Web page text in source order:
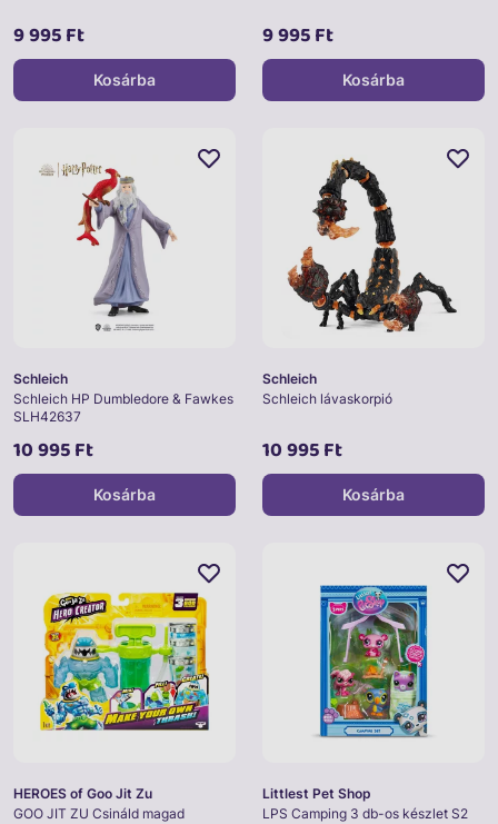
9 995 Ft
Kosárba
9 995 Ft
Kosárba
Schleich
Schleich HP Dumbledore & Fawkes
SLH42637
10 995 Ft
Kosárba
Schleich
Schleich lávaskorpió
10 995 Ft
Kosárba
HEROES of Goo Jit Zu
GOO JIT ZU Csináld magad
Littlest Pet Shop
LPS Camping 3 db-os készlet S2